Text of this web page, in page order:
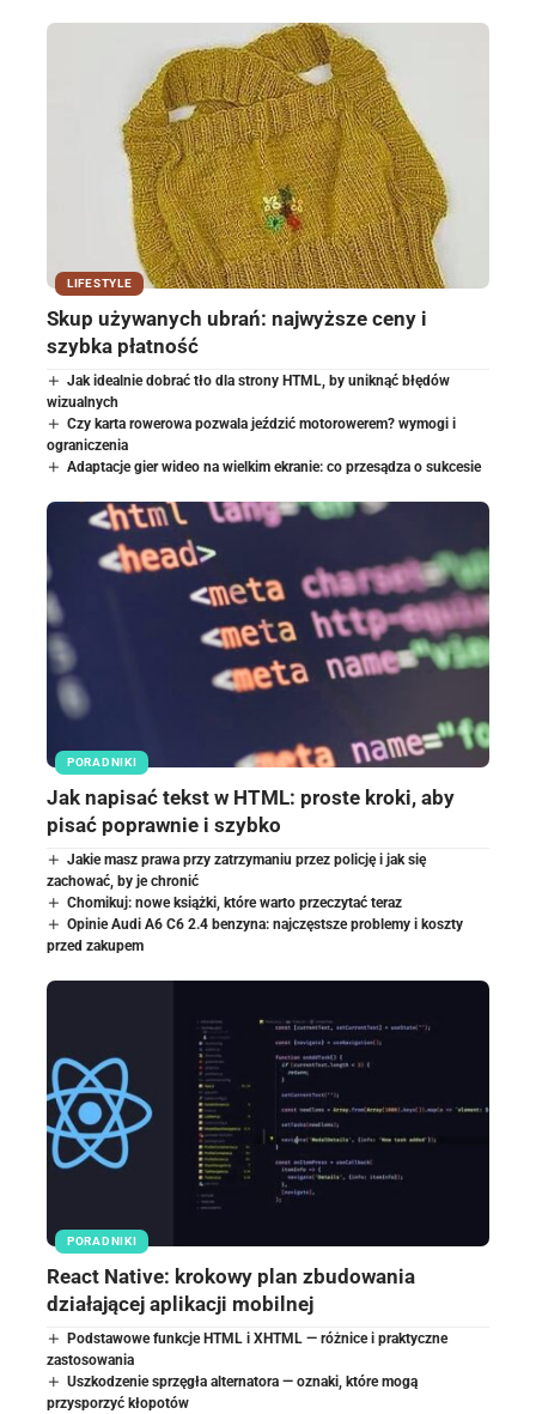
LIFESTYLE
Skup używanych ubrań: najwyższe ceny i
szybka płatność
Jak idealnie dobrać tło dla strony HTML, by uniknąć błędów
wizualnych
Czy karta rowerowa pozwala jeździć motorowerem? wymogi i
ograniczenia
Adaptacje gier wideo na wielkim ekranie: co przesądza o sukcesie
PORADNIKI
Jak napisać tekst w HTML: proste kroki, aby
pisać poprawnie i szybko
Jakie masz prawa przy zatrzymaniu przez policję i jak się
zachować, by je chronić
Chomikuj: nowe książki, które warto przeczytać teraz
Opinie Audi A6 C6 2.4 benzyna: najczęstsze problemy i koszty
przed zakupem
PORADNIKI
React Native: krokowy plan zbudowania
działającej aplikacji mobilnej
Podstawowe funkcje HTML i XHTML — różnice i praktyczne
zastosowania
Uszkodzenie sprzęgła alternatora — oznaki, które mogą
przysporzyć kłopotów